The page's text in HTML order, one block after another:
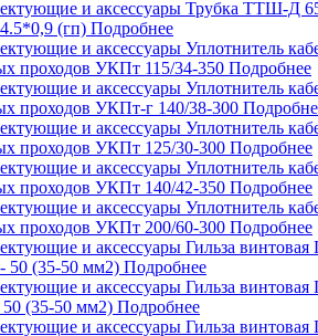
(гп) Подробнее
проходов УКПт 115/34-350 Подробнее
проходов УКПт-г 140/38-300
проходов УКПт 125/30-300 Подробнее
проходов УКПт 140/42-350 Подробнее
проходов УКПт 200/60-300 Подробнее
50 (35-50 мм2) Подробнее
50 (35-50 мм2) Подробнее